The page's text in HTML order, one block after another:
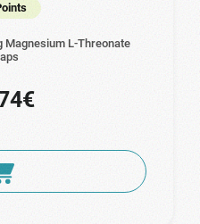
Magnesium L-Threonate